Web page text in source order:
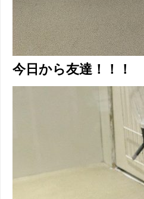
今日から友達！！！